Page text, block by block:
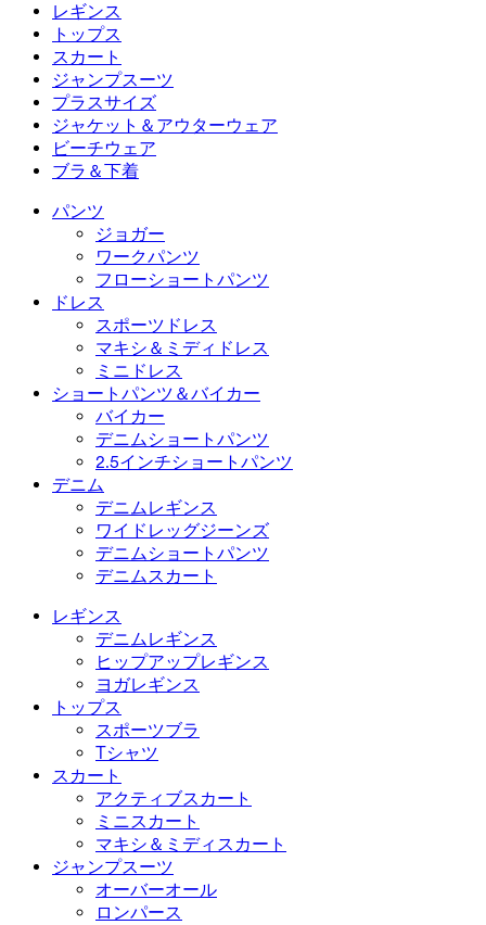
ミニドレス
デニムショートパンツ
2.5インチショートパンツ
デニムレギンス
ワイドレッグジーンズ
デニムショートパンツ
デニムスカート
レギンス
レギンス
デニムレギンス
ヒップアップレギンス
ヨガレギンス
トップス
トップス
スポーツブラ
Tシャツ
スカート
スカート
アクティブスカート
ミニスカート
マキシ＆ミディスカート
ジャンプスーツ
ジャンプスーツ
オーバーオール
ロンパース
プラスサイズ
プラスサイズ
プラスサイズボトムス
プラスサイズトップス
プラスサイズドレス
ジャケット＆アウターウェア
ジャケット＆アウターウェア
ジャケット＆アウターウェア
アウターウェア
ビーチウェア
ビーチウェア
水着トップス
水着ボトムス
水着セット
ブラ＆下着
ブラ＆下着
ブラ
下着
パンツ
ジョガー
ワークパンツ
フローショートパンツ
ドレス
スポーツドレス
マキシ＆ミディドレス
ミニドレス
ショートパンツ＆バイカー
バイカー
デニムショートパンツ
2.5インチショートパンツ
デニム
デニムレギンス
ワイドレッグジーンズ
デニムショートパンツ
デニムスカート
レギンス
デニムレギンス
ヒップアップレギンス
ヨガレギンス
トップス
スポーツブラ
Tシャツ
スカート
アクティブスカート
ミニスカート
マキシ＆ミディスカート
ジャンプスーツ
オーバーオール
ロンパース